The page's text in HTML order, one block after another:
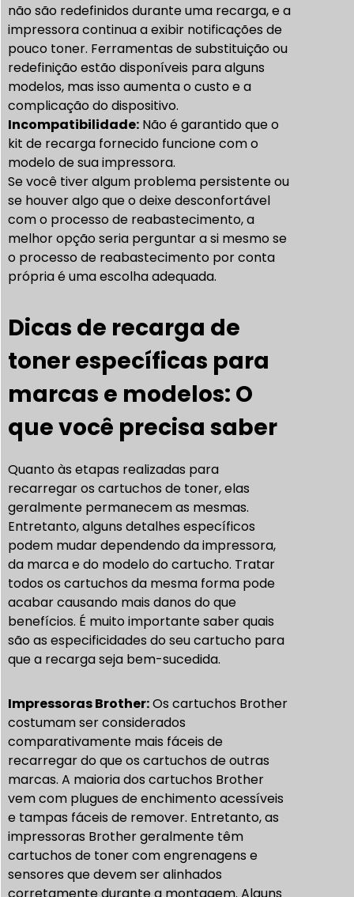
não são redefinidos durante uma recarga, e a
impressora continua a exibir notificações de
pouco toner. Ferramentas de substituição ou
redefinição estão disponíveis para alguns
modelos, mas isso aumenta o custo e a
complicação do dispositivo.
Incompatibilidade: Não é garantido que o
kit de recarga fornecido funcione com o
modelo de sua impressora.
Se você tiver algum problema persistente ou
se houver algo que o deixe desconfortável
com o processo de reabastecimento, a
melhor opção seria perguntar a si mesmo se
o processo de reabastecimento por conta
própria é uma escolha adequada.
Dicas de recarga de
toner específicas para
marcas e modelos: O
que você precisa saber
Quanto às etapas realizadas para
recarregar os cartuchos de toner, elas
geralmente permanecem as mesmas.
Entretanto, alguns detalhes específicos
podem mudar dependendo da impressora,
da marca e do modelo do cartucho. Tratar
todos os cartuchos da mesma forma pode
acabar causando mais danos do que
benefícios. É muito importante saber quais
são as especificidades do seu cartucho para
que a recarga seja bem-sucedida.
Impressoras Brother:Os cartuchos Brother
costumam ser considerados
comparativamente mais fáceis de
recarregar do que os cartuchos de outras
marcas. A maioria dos cartuchos Brother
vem com plugues de enchimento acessíveis
e tampas fáceis de remover. Entretanto, as
impressoras Brother geralmente têm
cartuchos de toner com engrenagens e
sensores que devem ser alinhados
corretamente durante a montagem. Alguns